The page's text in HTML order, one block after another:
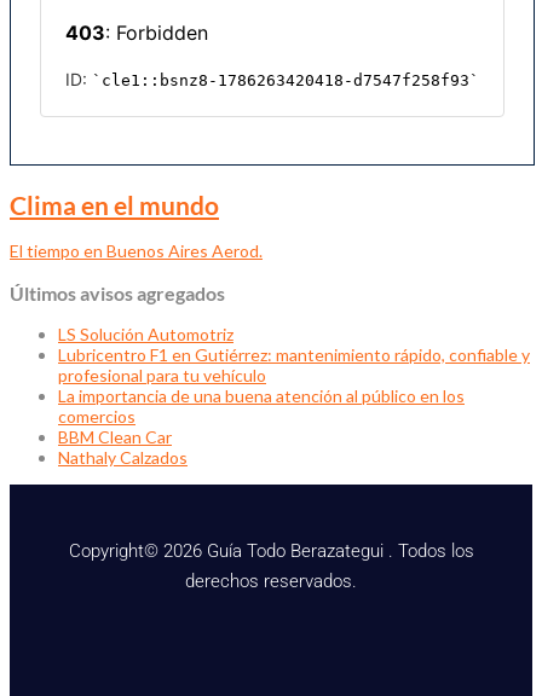
Clima en el mundo
El tiempo en Buenos Aires Aerod.
Últimos avisos agregados
LS Solución Automotriz
Lubricentro F1 en Gutiérrez: mantenimiento rápido, confiable y
profesional para tu vehículo
La importancia de una buena atención al público en los
comercios
BBM Clean Car
Nathaly Calzados
Copyright© 2026 Guía Todo Berazategui . Todos los
derechos reservados.